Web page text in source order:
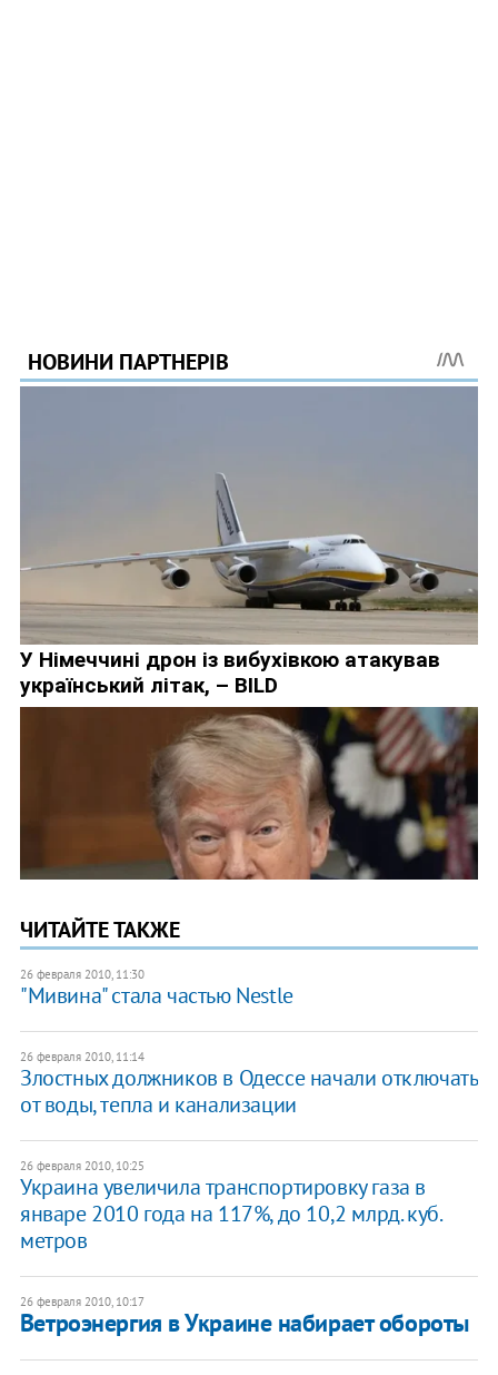
ЧИТАЙТЕ ТАКЖЕ
26 февраля 2010, 11:30
"Мивина" стала частью Nestle
26 февраля 2010, 11:14
Злостных должников в Одессе начали отключать
от воды, тепла и канализации
26 февраля 2010, 10:25
Украина увеличила транспортировку газа в
январе 2010 года на 117%, до 10,2 млрд. куб.
метров
26 февраля 2010, 10:17
Ветроэнергия в Украине набирает обороты